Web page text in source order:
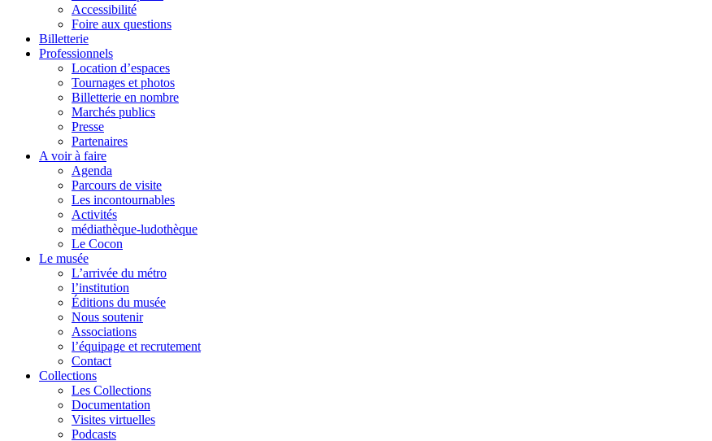
Accessibilité
Foire aux questions
Billetterie
Professionnels
Location d’espaces
Tournages et photos
Billetterie en nombre
Marchés publics
Presse
Partenaires
A voir à faire
Agenda
Parcours de visite
Les incontournables
Activités
médiathèque-ludothèque
Le Cocon
Le musée
L’arrivée du métro
l’institution
Éditions du musée
Nous soutenir
Associations
l’équipage et recrutement
Contact
Collections
Les Collections
Documentation
Visites virtuelles
Podcasts